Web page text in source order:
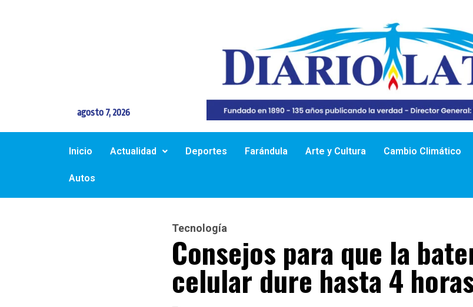
agosto 7, 2026
Inicio Actualidad Deportes Farándula Arte y Cultura Cambio Climático
Autos
Tecnología
Consejos para que la
celular dure hasta 4